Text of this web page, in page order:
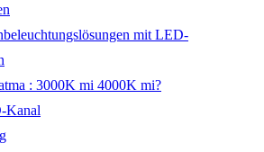
mit LED-
: 3000K mi 4000K mi?
Kanal